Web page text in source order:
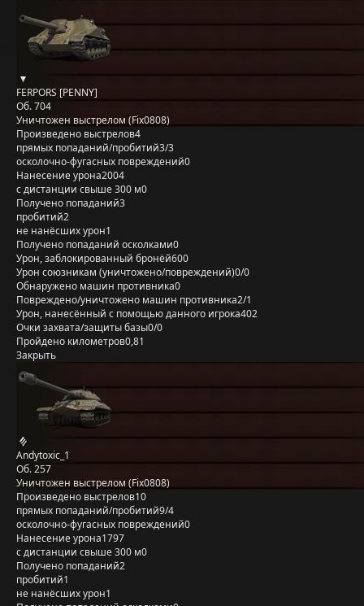
FERPORS [PENNY]
Об. 704
Уничтожен выстрелом (Fix0808)
Произведено выстрелов4
прямых попаданий/пробитий3/3
осколочно-фугасных повреждений0
Нанесение урона2004
с дистанции свыше 300 м0
Получено попаданий3
пробитий2
не нанёсших урон1
Получено попаданий осколками0
Урон, заблокированный бронёй600
Урон союзникам (уничтожено/повреждений)0/0
Обнаружено машин противника0
Повреждено/уничтожено машин противника2/1
Урон, нанесённый с помощью данного игрока402
Очки захвата/защиты базы0/0
Пройдено километров0,81
Закрыть
Andytoxic_1
Об. 257
Уничтожен выстрелом (Fix0808)
Произведено выстрелов10
прямых попаданий/пробитий9/4
осколочно-фугасных повреждений0
Нанесение урона1797
с дистанции свыше 300 м0
Получено попаданий2
пробитий1
не нанёсших урон1